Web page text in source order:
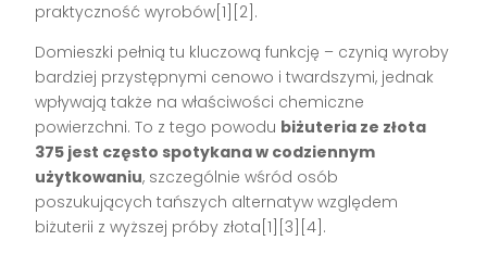
praktyczność wyrobów[1][2].
Domieszki pełnią tu kluczową funkcję – czynią wyroby
bardziej przystępnymi cenowo i twardszymi, jednak
wpływają także na właściwości chemiczne
powierzchni. To z tego powodu biżuteria ze złota
375 jest często spotykana w codziennym
użytkowaniu, szczególnie wśród osób
poszukujących tańszych alternatyw względem
biżuterii z wyższej próby złota[1][3][4].